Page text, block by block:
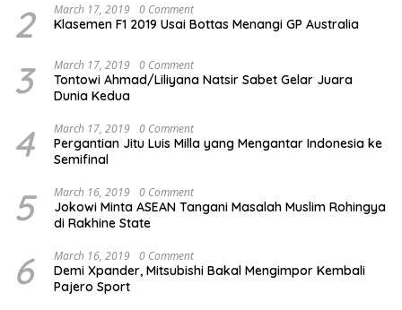
2 March 17, 2019 0 Comment
Klasemen F1 2019 Usai Bottas Menangi GP Australia
3 March 17, 2019 0 Comment
Tontowi Ahmad/Liliyana Natsir Sabet Gelar Juara
Dunia Kedua
4 March 17, 2019 0 Comment
Pergantian Jitu Luis Milla yang Mengantar Indonesia ke
Semifinal
5 March 16, 2019 0 Comment
Jokowi Minta ASEAN Tangani Masalah Muslim Rohingya
di Rakhine State
6 March 16, 2019 0 Comment
Demi Xpander, Mitsubishi Bakal Mengimpor Kembali
Pajero Sport